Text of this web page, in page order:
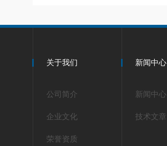
关于我们
公司简介
企业文化
荣誉资质
新闻中心
新闻中心
技术文章